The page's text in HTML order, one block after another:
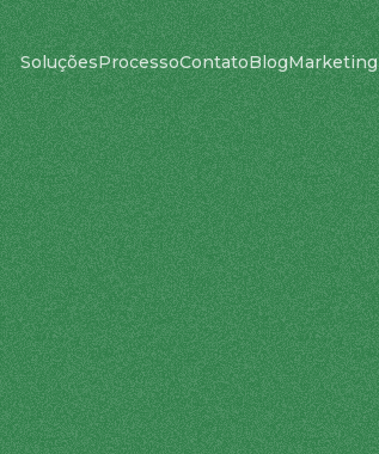
SoluçõesProcessoContatoBlogMarketing